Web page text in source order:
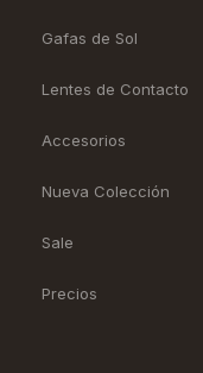
Gafas de Sol
Lentes de Contacto
Accesorios
Nueva Colección
Sale
Precios